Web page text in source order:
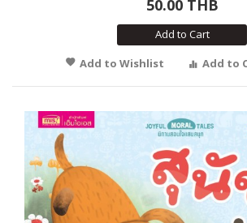
50.00 THB
Add to Cart
Add to Wishlist
Add to